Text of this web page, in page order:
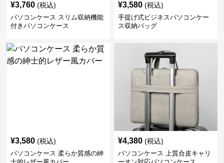
¥3,760 (税込)
パソコンケース スリム収納機能
付きパソコンケース
¥3,580 (税込)
手提げ式ビジネスパソコンケー
ス収納バッグ
¥3,580 (税込)
パソコンケース 柔らか質感の紳
¥4,380 (税込)
パソコンケース 上質合皮キャリ